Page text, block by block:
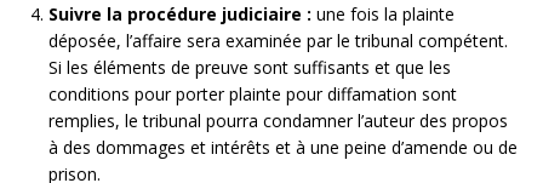
Suivre la procédure judiciaire : une fois la plainte
déposée, l’affaire sera examinée par le tribunal compétent.
Si les éléments de preuve sont suffisants et que les
conditions pour porter plainte pour diffamation sont
remplies, le tribunal pourra condamner l’auteur des propos
à des dommages et intérêts et à une peine d’amende ou de
prison.